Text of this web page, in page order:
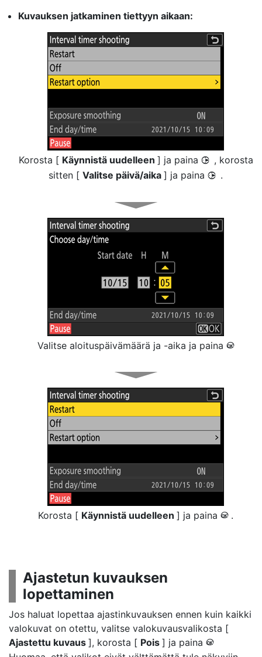
Kuvauksen jatkaminen tiettyyn aikaan:
Korosta [ Käynnistä uudelleen ] ja paina 2 , korosta
sitten [ Valitse päivä/aika ] ja paina 2 .
Valitse aloituspäivämäärä ja -aika ja paina J
Korosta [ Käynnistä uudelleen ] ja paina J .
Ajastetun kuvauksen
lopettaminen
Jos haluat lopettaa ajastinkuvauksen ennen kuin kaikki
valokuvat on otettu, valitse valokuvausvalikosta [
Ajastettu kuvaus ], korosta [ Pois ] ja paina J